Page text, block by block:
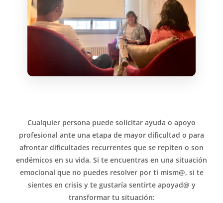
Cualquier persona puede solicitar ayuda o apoyo
profesional ante una etapa de mayor dificultad o para
afrontar dificultades recurrentes que se repiten o son
endémicos en su vida. Si te encuentras en una situación
emocional que no puedes resolver por ti mism@, si te
sientes en crisis y te gustaría sentirte apoyad@ y
transformar tu situación: